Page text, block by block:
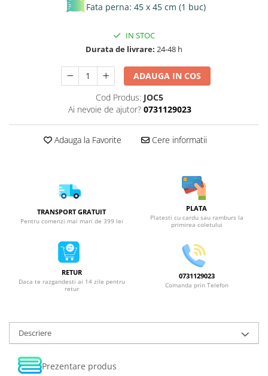
Fata perna: 45 x 45 cm (1 buc)
IN STOC
Durata de livrare: 24-48 h
ADAUGA IN COS
Cod Produs: JOC5
Ai nevoie de ajutor? 0731129023
Adauga la Favorite Cere informatii
TRANSPORT GRATUIT
Pentru comenzi mai mari de 399 lei
PLATA
Platesti cu cardu sau ramburs la
primirea coletului
RETUR
Daca te razgandesti ai 14 zile pentru
retur
0731129023
Comanda prin Telefon
Descriere
Prezentare produs